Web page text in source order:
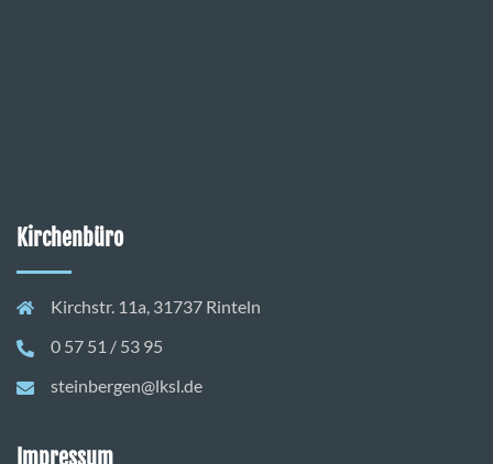
Kirchenbüro
Kirchstr. 11a, 31737 Rinteln
0 57 51 / 53 95
steinbergen@lksl.de
Impressum